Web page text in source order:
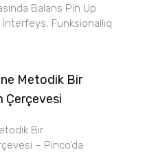
Balans Pin Up
İnterfeys, Funksionallıq
Metodik Bir
Çerçevesi
Bir
– Pinco’da